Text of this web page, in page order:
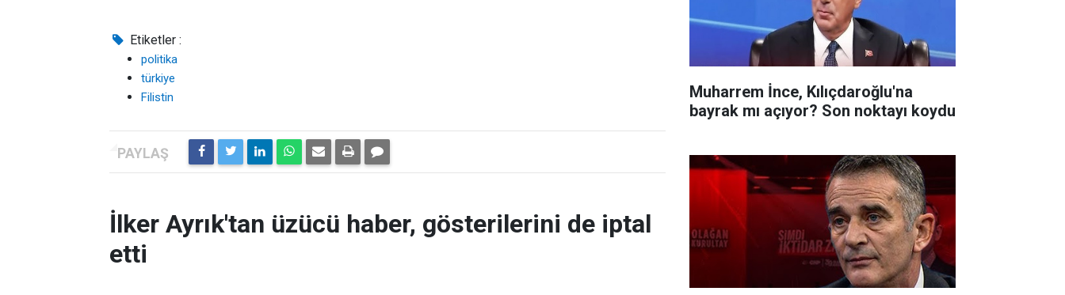
Etiketler :
politika
türkiye
Filistin
İlker Ayrık'tan üzücü haber, gösterilerini de iptal
etti
Muharrem İnce, Kılıçdaroğlu'na
bayrak mı açıyor? Son noktayı koydu